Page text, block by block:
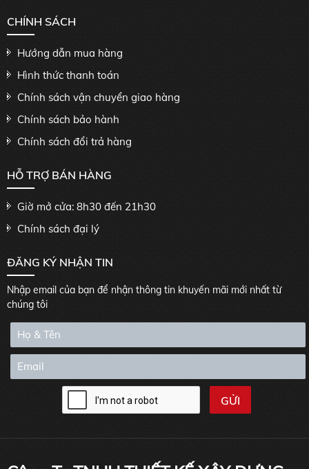
CHÍNH SÁCH
Hướng dẫn mua hàng
Hình thức thanh toán
Chính sách vận chuyển giao hàng
Chính sách bảo hành
Chính sách đổi trả hàng
HỖ TRỢ BÁN HÀNG
Giờ mở cửa: 8h30 đến 21h30
Chính sách đại lý
ĐĂNG KÝ NHẬN TIN
Nhập email của bạn để nhận thông tin khuyến mãi mới nhất từ
chúng tôi